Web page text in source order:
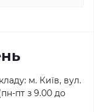
м. Київ, вул.
пт з 9.00 до